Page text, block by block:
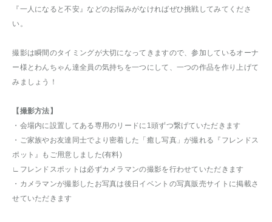
『一人になると不安』などのお悩みがなければぜひ挑戦してみてくださ
い。
撮影は瞬間のタイミングが大切になってきますので、参加しているオーナ
ー様とわんちゃん達全員の気持ちを一つにして、一つの作品を作り上げて
みましょう！
【撮影方法】
・会場内に設置してある専用のリードに1頭ずつ繋げていただきます
・ご家族やお友達同士でより密着した「癒し写真」が撮れる『フレンドス
ポット』もご用意しました(有料)
∟フレンドスポットは必ずカメラマンの撮影を行わせていただきます
・カメラマンが撮影したお写真は後日イベントの写真販売サイトに掲載さ
せていただきます